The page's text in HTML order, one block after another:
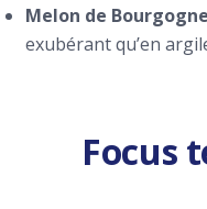
Melon de Bourgogne
exubérant qu’en
Focus